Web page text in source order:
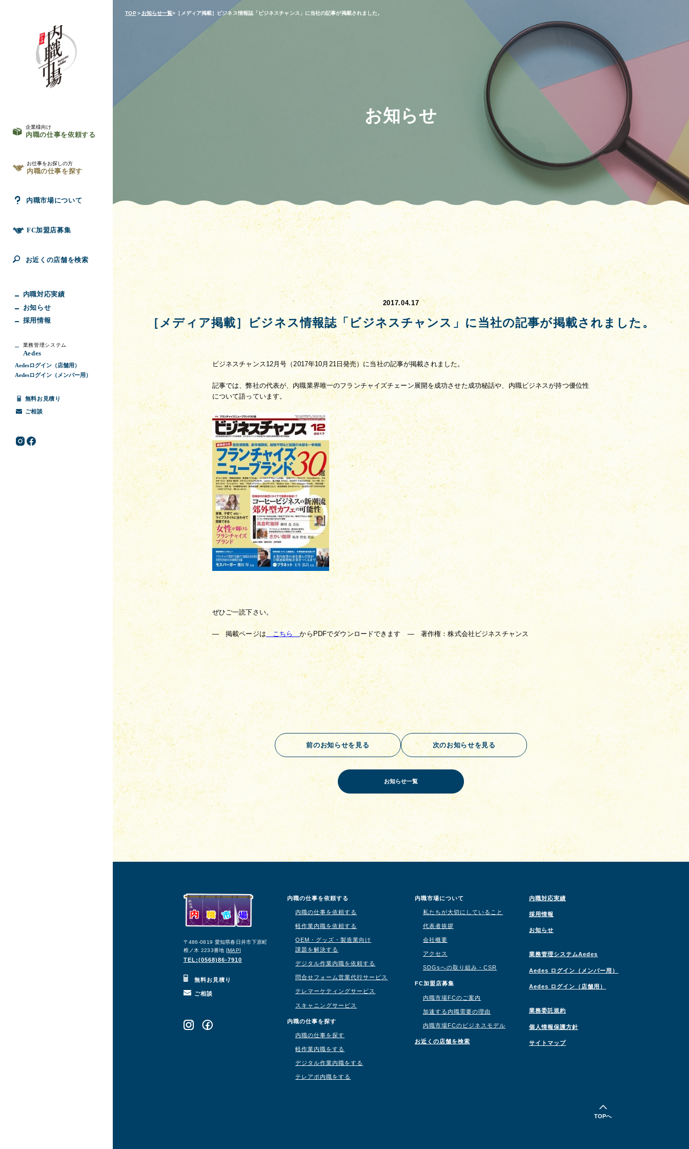
企業様向け
内職の仕事を依頼する
お仕事をお探しの方
内職の仕事を探す
内職市場について
FC加盟店募集
お近くの店舗を検索
内職対応実績
お知らせ
採用情報
業務管理システム
Aedes
Aedesログイン（店舗用）
Aedesログイン（メンバー用）
無料お見積り
ご相談
TOP＞お知らせ一覧>［メディア掲載］ビジネス情報誌「ビジネスチャンス」に当社の記事が掲載されました。
お知らせ
2017.04.17
［メディア掲載］ビジネス情報誌「ビジネスチャンス」に当社の記事が掲載されました。
ビジネスチャンス12月号（2017年10月21日発売）に当社の記事が掲載されました。
記事では、弊社の代表が、内職業界唯一のフランチャイズチェーン展開を成功させた成功秘話や、内職ビジネスが持つ優位性
について語っています。
ぜひご一読下さい。
—　掲載ページは こちら からPDFでダウンロードできます　—　著作権：株式会社ビジネスチャンス
前のお知らせを見る 次のお知らせを見る
お知らせ一覧
TOPへ
〒486-0819 愛知県春日井市下原町
椎ノ木 2233番地 [MAP]
TEL:(0568)86-7910
無料お見積り
ご相談
内職の仕事を依頼する
内職の仕事を依頼する
軽作業内職を依頼する
OEM・グッズ・製造業向け
課題を解決する
デジタル作業内職を依頼する
問合せフォーム営業代行サービス
テレマーケティングサービス
スキャニングサービス
内職の仕事を探す
内職の仕事を探す
軽作業内職をする
デジタル作業内職をする
テレアポ内職をする
内職市場について
私たちが大切にしていること
代表者挨拶
会社概要
アクセス
SDGsへの取り組み・CSR
FC加盟店募集
内職市場FCのご案内
加速する内職需要の理由
内職市場FCのビジネスモデル
お近くの店舗を検索
内職対応実績
採用情報
お知らせ
業務管理システムAedes
Aedes ログイン（メンバー用）
Aedes ログイン（店舗用）
業務委託規約
個人情報保護方針
サイトマップ